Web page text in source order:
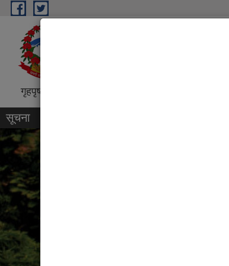
Skip to main content
“शिक्षा, स्वास्थ्य, पर्यटन तथा
गृहपृष्ठ
सूचना